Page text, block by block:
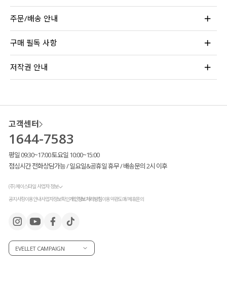
다양하게 활용하기 좋은 베이직한 컬러들과 함께
귀엽고 러블리한
새로운 컬러
취향에 맞게 선택해 주시면 될 것 같아요!
주문/배송 안내
구매 필독 사항
저작권 안내
고객센터
1644-7583
평일 09:30~17:00 토요일 10:00~15:00
점심시간 전화상담가능 / 일요일&공휴일 휴무 / 배송문의 2시 이후
(주) 제이스타일 사업자 정보
공지사항이용안내사업자정보확인개인정보처리방침이용약관도매/제휴문의
EVELLET CAMPAIGN